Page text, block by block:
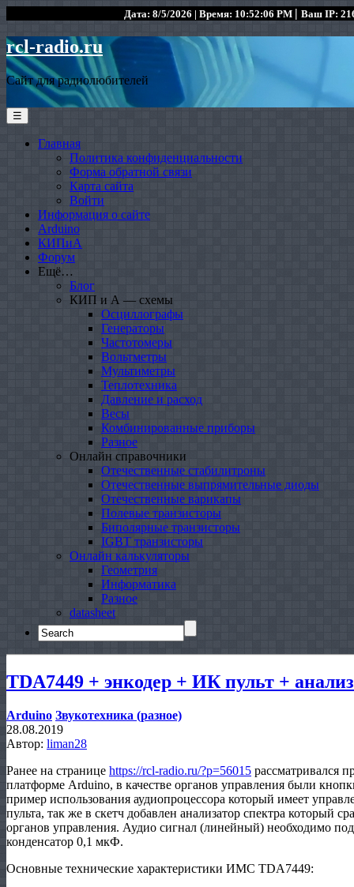
Дата: 8/5/2026 | Время: 10:52:06 PM | Ваш IP:
rcl-radio.ru
Сайт для радиолюбителей
☰
Главная
Политика конфиденциальности
Форма обратной связи
Карта сайта
Войти
Информация о сайте
Arduino
КИПиА
Форум
Ещё…
Блог
КИП и А — схемы
Осциллографы
Генераторы
Частотомеры
Вольтметры
Мультиметры
Теплотехника
Давление и расход
Весы
Комбинированные приборы
Разное
Онлайн справочники
Отечественные стабилитроны
Отечественные выпрямительные диоды
Отечественные варикапы
Полевые транзисторы
Биполярные транзисторы
IGBT транзисторы
Онлайн калькуляторы
Геометрия
Информатика
Разное
datasheet
Search
for:
TDA7449 + энкодер + ИК пульт +
Arduino Звукотехника (разное)
28.08.2019
Автор: liman28
Ранее на странице https://rcl-radio.ru/?p=56015 рассматривался
платформе Arduino, в качестве органов управления были
пример использования аудиопроцессора который имеет
пульта, так же в скетч добавлен анализатор спектра который
органов управления. Аудио сигнал (линейный) необходимо
конденсатор 0,1 мкФ.
Основные технические характеристики ИМС TDA7449: